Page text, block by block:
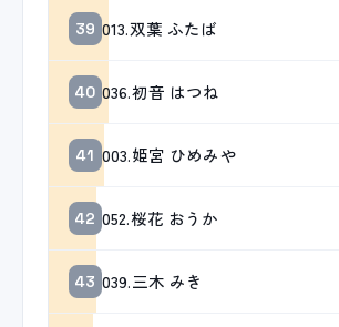
39 013.双葉 ふたば
40 036.初音 はつね
41 003.姫宮 ひめみや
42 052.桜花 おうか
43 039.三木 みき